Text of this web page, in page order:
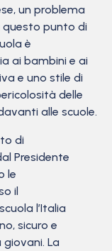
un problema
punto di
è
ai bambini e ai
e uno stile di
delle
alle scuole.
di
Presidente
le
il
l’Italia
sicuro e
La